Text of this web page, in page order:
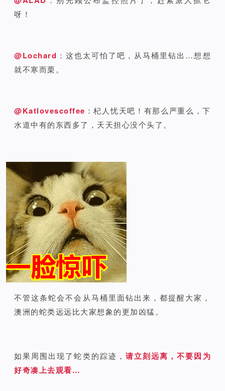
呀！
@Lochard ：这也太可怕了吧，从马桶里钻出…想想
就不寒而栗。
@Katlovescoffee ：杞人忧天吧！有那么严重么，下
水道中有的东西多了，天天担心没个头了。
不管这条蛇会不会从马桶里面钻出来，都提醒大家，
澳洲的蛇类远远比大家想象的更加凶猛。
如果周围出现了蛇类的踪迹， 请立刻远离，不要因为
好奇凑上去观看…